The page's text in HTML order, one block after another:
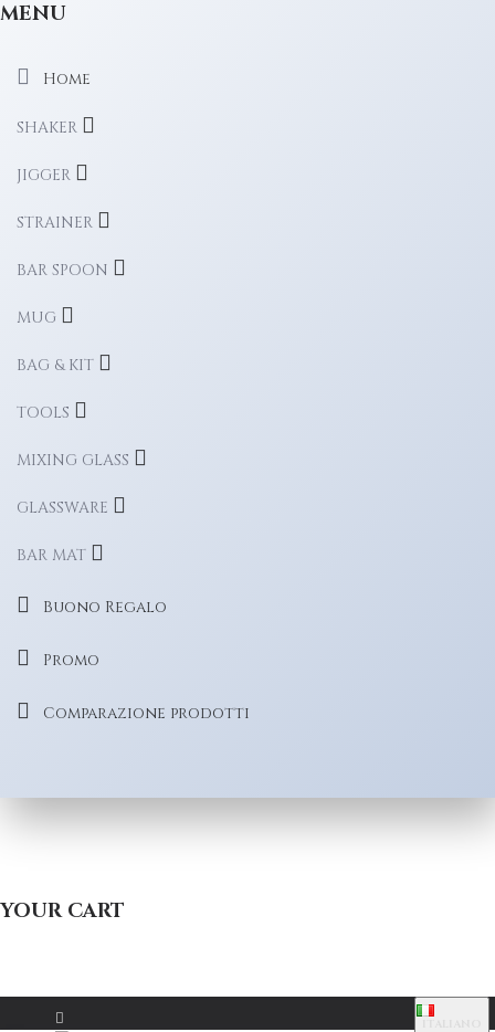
MENU
Home
SHAKER
JIGGER
STRAINER
BAR SPOON
MUG
BAG & KIT
TOOLS
MIXING GLASS
GLASSWARE
BAR MAT
Buono Regalo
Promo
Comparazione prodotti
YOUR CART